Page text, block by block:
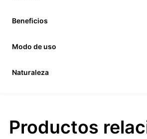
Beneficios
Modo de uso
Naturaleza
Productos